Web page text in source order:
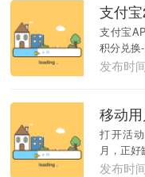
支付
支付宝
积分兑换
发布时
移动
打开活
月，正
发布时